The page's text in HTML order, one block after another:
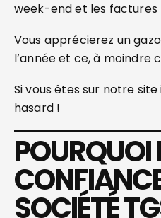
week-end et les factures
Vous apprécierez un
l’année et ce, à moindre
Si vous êtes sur notre
hasard !
POURQUOI
SOCIÉTÉ